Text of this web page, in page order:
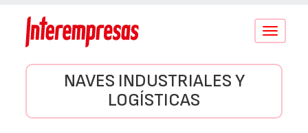
Conmutar
NAVES INDUSTRIALES Y
LOGÍSTICAS